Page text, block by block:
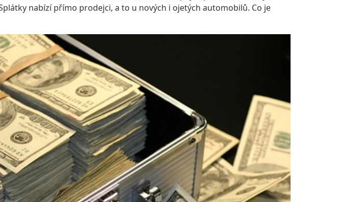
nabízí přímo prodejci, a to u nových i ojetých automobilů. Co je